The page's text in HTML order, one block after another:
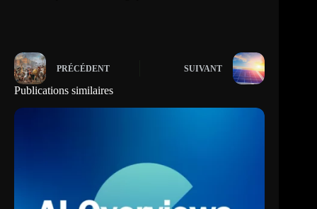
PRÉCÉDENT SUIVANT
Publications similaires